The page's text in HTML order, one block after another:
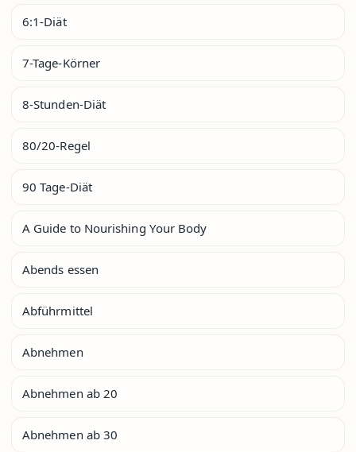
6:1-Diät
7-Tage-Körner
8-Stunden-Diät
80/20-Regel
90 Tage-Diät
A Guide to Nourishing Your Body
Abends essen
Abführmittel
Abnehmen
Abnehmen ab 20
Abnehmen ab 30